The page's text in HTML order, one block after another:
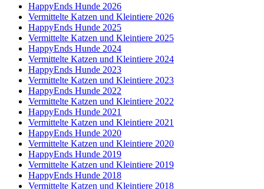
HappyEnds Hunde 2026
Vermittelte Katzen und Kleintiere 2026
HappyEnds Hunde 2025
Vermittelte Katzen und Kleintiere 2025
HappyEnds Hunde 2024
Vermittelte Katzen und Kleintiere 2024
HappyEnds Hunde 2023
Vermittelte Katzen und Kleintiere 2023
HappyEnds Hunde 2022
Vermittelte Katzen und Kleintiere 2022
HappyEnds Hunde 2021
Vermittelte Katzen und Kleintiere 2021
HappyEnds Hunde 2020
Vermittelte Katzen und Kleintiere 2020
HappyEnds Hunde 2019
Vermittelte Katzen und Kleintiere 2019
HappyEnds Hunde 2018
Vermittelte Katzen und Kleintiere 2018